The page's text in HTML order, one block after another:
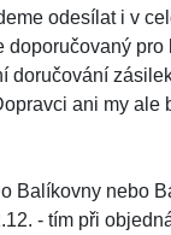
odesílat i v
doporučovaný
doručování
ani my
Balíkovny nebo
- tím při